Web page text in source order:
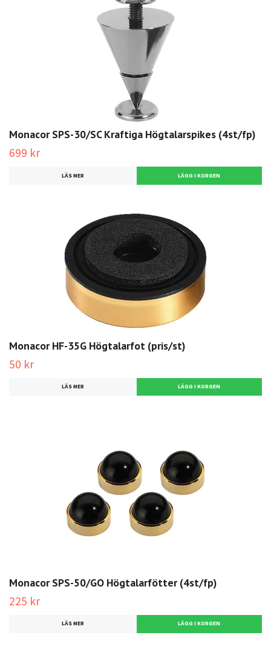
Monacor SPS-30/SC Kraftiga Högtalarspikes (4st/fp)
699 kr
LÄS MER
Monacor HF-35G Högtalarfot (pris/st)
50 kr
LÄS MER
Monacor SPS-50/GO Högtalarfötter (4st/fp)
225 kr
LÄS MER